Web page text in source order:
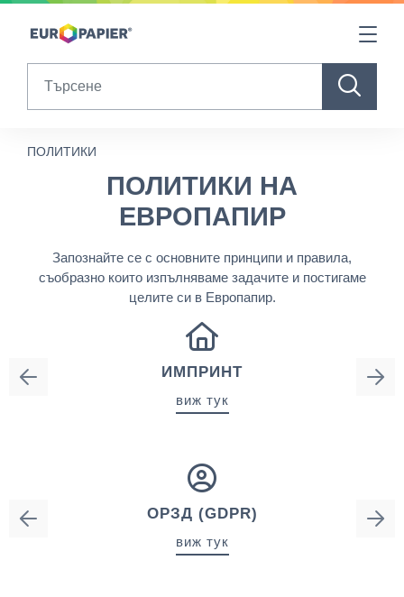
Table Of Content
ПОЛИТИКИ НА ЕВРОПАПИР
ПОЛИТИКИ
ПОЛИТИКИ НА
ЕВРОПАПИР
Запознайте се с основните принципи и правила,
съобразно които изпълняваме задачите и постигаме
целите си в Европапир.
ИМПРИНТ
виж тук
ОРЗД (GDPR)
виж тук